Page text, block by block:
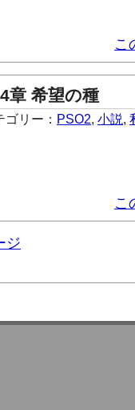
こ
章 希望の種
ゴリー： PSO2, 小説,
こ
ジ